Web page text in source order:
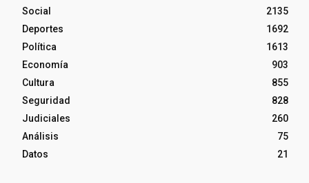
Social
2135
Deportes
1692
Política
1613
Economía
903
Cultura
855
Seguridad
828
Judiciales
260
Análisis
75
Datos
21